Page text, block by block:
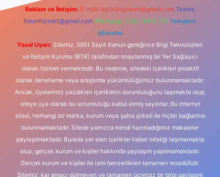
Reklam ve İletişim: E-mail: backlinkpaneli@gmail.com Teams:
forumhizmeti@gmail.com Whatsapp: 0262 606 0 726 Telegram:
@karabul
Yasal Uyarı: Sitemiz, 5651 Sayılı Kanun gereğince Bilgi Teknolojileri
ve İletişim Kurumu (BTK) tarafından onaylanmış bir Yer Sağlayıcı
olarak hizmet vermektedir. Bu nedenle, sitedeki içerikleri proaktif
olarak denetleme veya araştırma yükümlülüğümüz bulunmamaktadır.
Ancak, üyelerimiz yazdıkları içeriklerin sorumluluğunu taşımakta olup,
siteye üye olarak bu sorumluluğu kabul etmiş sayılırlar. Bu internet
sitesi, herhangi bir marka, kurum veya şahıs şirketi ile hiçbir bağlantısı
bulunmamaktadır. Sitede yalnızca kendi hazırladığımız makaleler
paylaşılmaktadır. Burada yer alan içerikler haber niteliği taşımamakta
olup, gerçek kurum ve kişiler hakkında paylaşım yapılmamaktadır.
Gerçek kurum ve kişiler ile isim benzerlikleri tamamen tesadüfidir.
Sitemiz, kar amacı gütmeyen ve tamamen ücretsiz bir bilgi paylaşım